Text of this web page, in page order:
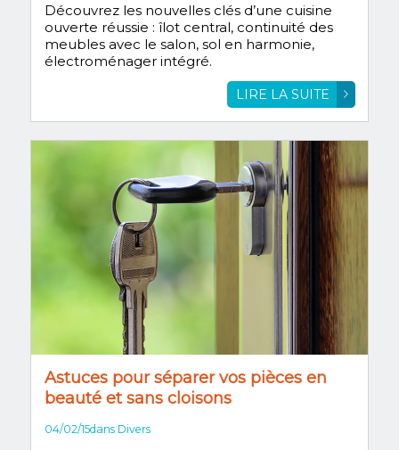
Découvrez les nouvelles clés d’une cuisine
ouverte réussie : îlot central, continuité des
meubles avec le salon, sol en harmonie,
électroménager intégré.
LIRE LA SUITE
Astuces pour séparer vos pièces en
beauté et sans cloisons
04/02/15dans Divers